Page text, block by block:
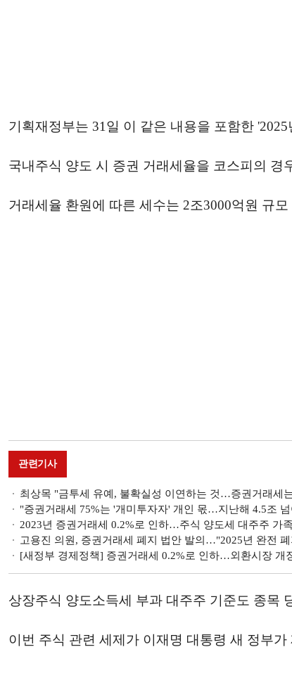
기획재정부는 31일 이 같은 내용을 포함한
국내주식 양도 시 증권 거래세율을 코스피의 경
거래세율 환원에 따른 세수는 2조3000억원 규
관련기사
최상목 "금투세 유예, 불확실성 이연하는 것…증권거래세
"증권거래세 75%는 '개미투자자' 개인 몫…지난해 4.5조
2023년 증권거래세 0.2%로 인하…주식 양도세 대주주 가
고용진 의원, 증권거래세 폐지 법안 발의…"2025년 완전
[새정부 경제정책] 증권거래세 0.2%로 인하…외환시장 개
상장주식 양도소득세 부과 대주주 기준도 종목
이번 주식 관련 세제가 이재명 대통령 새 정부